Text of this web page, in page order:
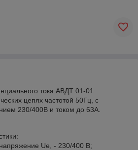
тока АВДТ 01-01
цепях частотой 50Гц, с
230/400В и током до 63А.
Ue, - 230/400 В;